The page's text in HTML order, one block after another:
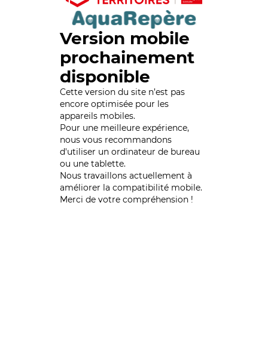
Version mobile
prochainement
disponible
Cette version du site n’est pas
encore optimisée pour les
appareils mobiles.
Pour une meilleure expérience,
nous vous recommandons
d'utiliser un ordinateur de bureau
ou une tablette.
Nous travaillons actuellement à
améliorer la compatibilité mobile.
Merci de votre compréhension !